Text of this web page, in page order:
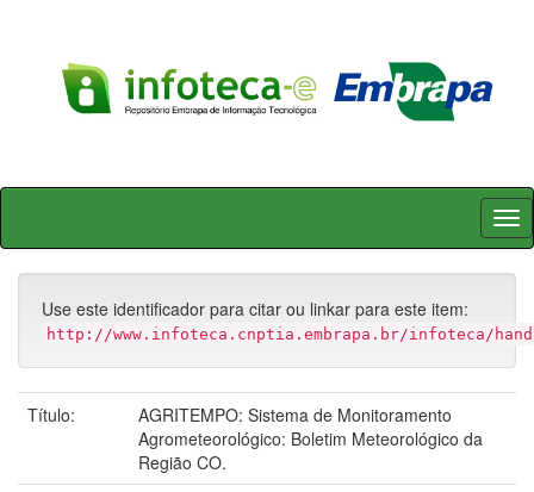
Skip
Use este identificador para citar ou linkar para este item:
http://www.infoteca.cnptia.embrapa.br/infoteca/
Título:
AGRITEMPO: Sistema de Monitoramento
Agrometeorológico: Boletim Meteorológico da
Região CO.